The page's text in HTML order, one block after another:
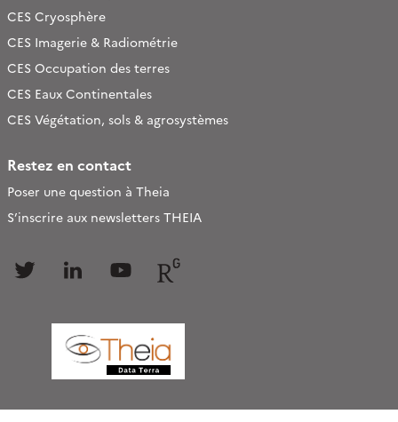
CES Cryosphère
CES Imagerie & Radiométrie
CES Occupation des terres
CES Eaux Continentales
CES Végétation, sols & agrosystèmes
Restez en contact
Poser une question à Theia
S’inscrire aux newsletters THEIA
Follow Follow